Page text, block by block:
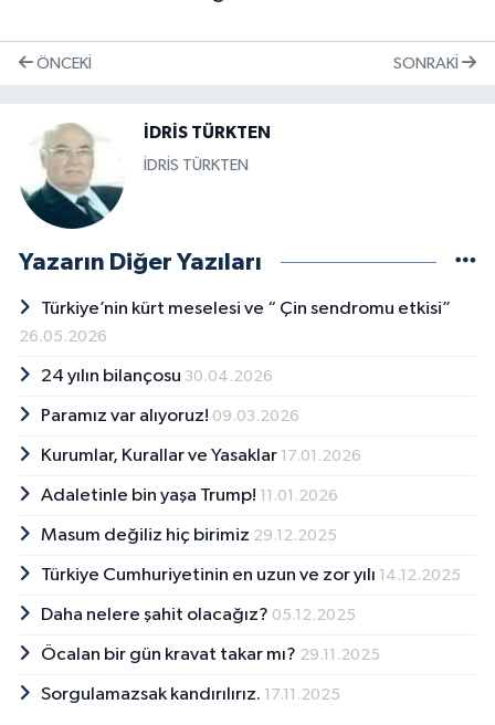
ÖNCEKI SONRAKI
İDRİS TÜRKTEN
İDRİS TÜRKTEN
Yazarın Diğer Yazıları
Türkiye’nin kürt meselesi ve “ Çin sendromu etkisi”
26.05.2026
24 yılın bilançosu 30.04.2026
Paramız var alıyoruz! 09.03.2026
Kurumlar, Kurallar ve Yasaklar 17.01.2026
Adaletinle bin yaşa Trump! 11.01.2026
Masum değiliz hiç birimiz 29.12.2025
Türkiye Cumhuriyetinin en uzun ve zor yılı 14.12.2025
Daha nelere şahit olacağız? 05.12.2025
Öcalan bir gün kravat takar mı? 29.11.2025
Sorgulamazsak kandırılırız. 17.11.2025